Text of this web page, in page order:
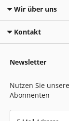
Wir über uns
Kontakt
Newsletter
Nutzen Sie
Abonnenten